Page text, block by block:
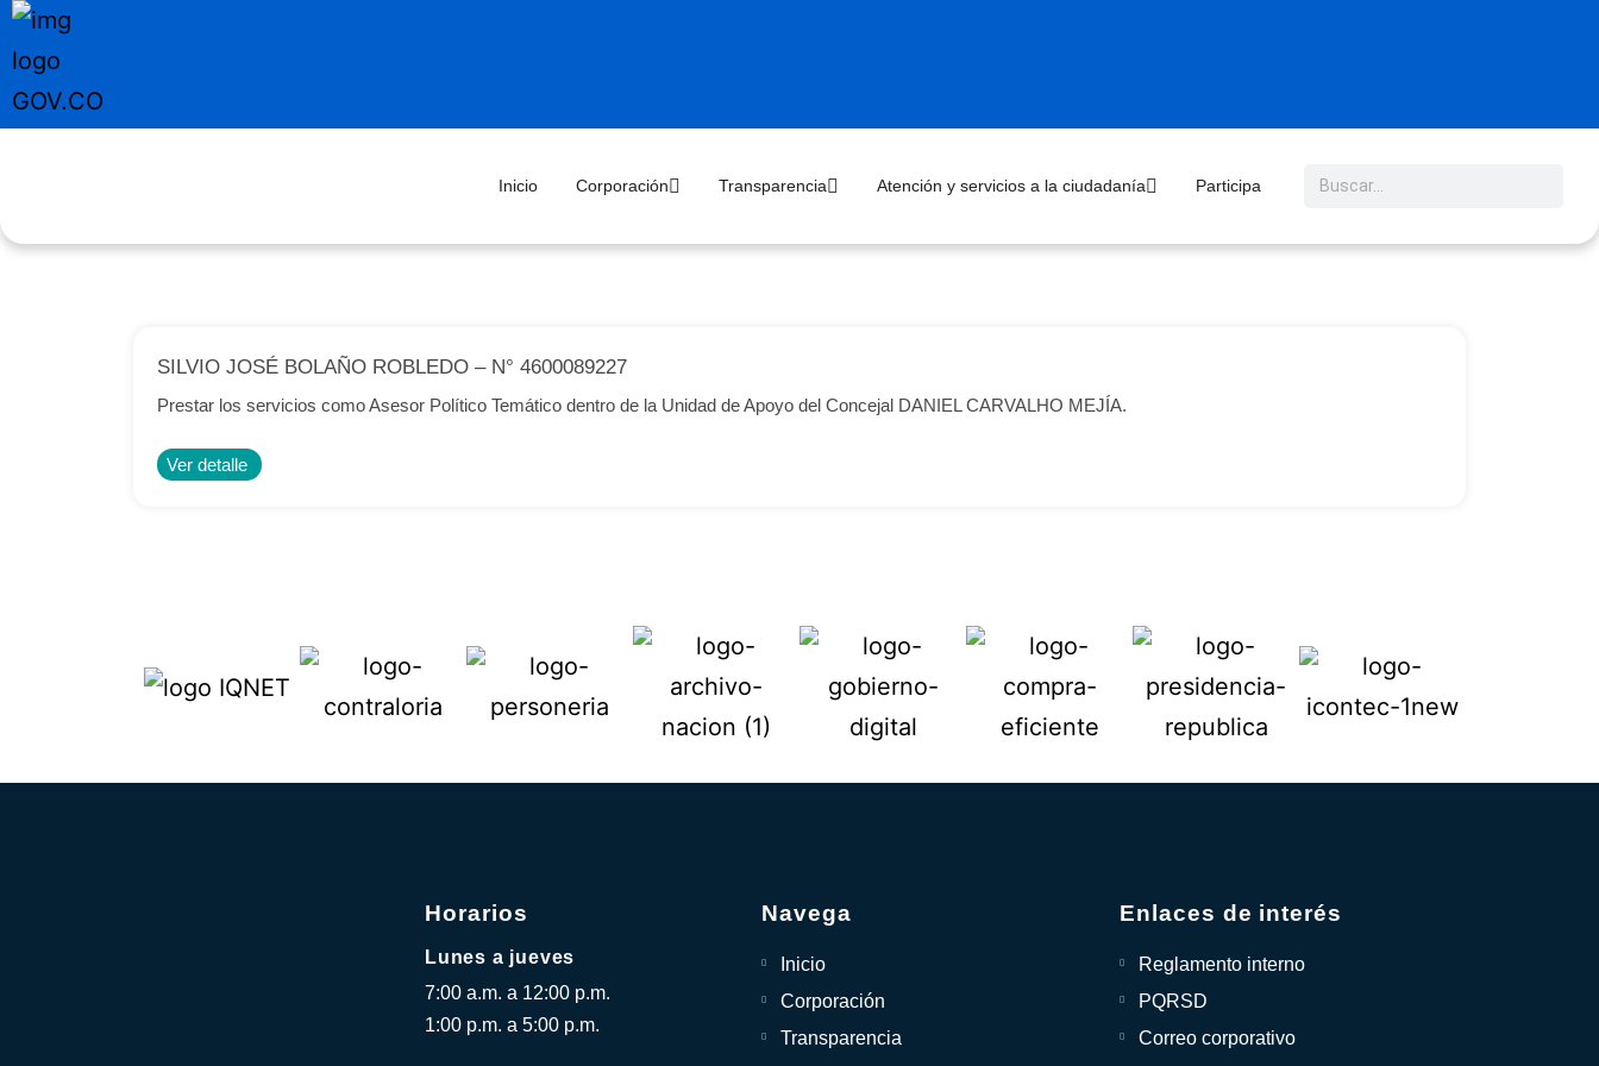
Inicio Corporación Transparencia Atención y servicios a la ciudadanía Participa
SILVIO JOSÉ BOLAÑO ROBLEDO – N° 4600089227
Prestar los servicios como Asesor Político Temático dentro de la Unidad de Apoyo del Concejal DANIEL CARVALHO MEJÍA.
Ver detalle
Horarios
Lunes a jueves
7:00 a.m. a 12:00 p.m.
1:00 p.m. a 5:00 p.m.
Navega
Inicio
Corporación
Transparencia
Enlaces de interés
Reglamento interno
PQRSD
Correo corporativo